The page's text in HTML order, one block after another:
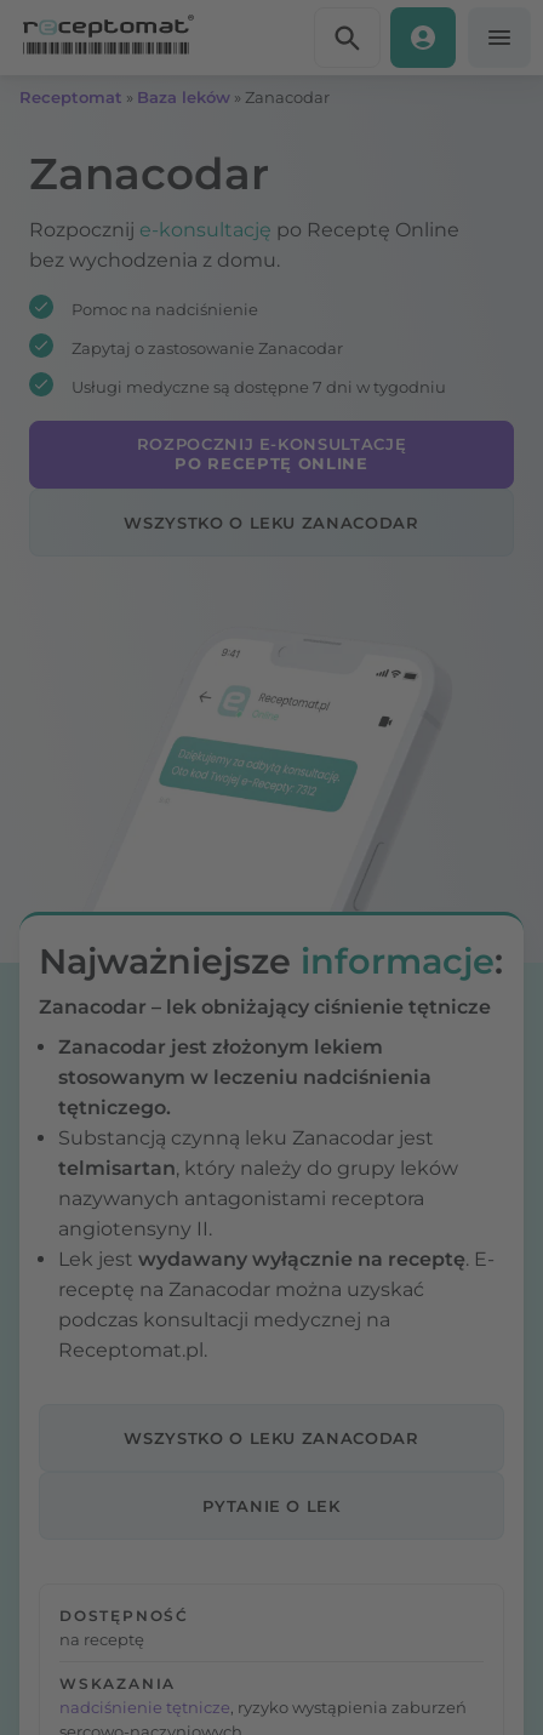
Receptomat » Baza leków » Zanacodar
Zanacodar
Rozpocznij e-konsultację po Receptę Online
bez wychodzenia z domu.
Pomoc na nadciśnienie
Zapytaj o zastosowanie Zanacodar
Usługi medyczne są dostępne 7 dni w tygodniu
ROZPOCZNIJ E-KONSULTACJĘ
PO RECEPTĘ ONLINE
WSZYSTKO O LEKU ZANACODAR
Najważniejsze informacje:
Zanacodar – lek obniżający ciśnienie tętnicze
Zanacodar jest złożonym lekiem
stosowanym w leczeniu nadciśnienia
tętniczego.
Substancją czynną leku Zanacodar jest
telmisartan, który należy do grupy leków
nazywanych antagonistami receptora
angiotensyny II.
Lek jest wydawany wyłącznie na receptę. E-
receptę na Zanacodar można uzyskać
podczas konsultacji medycznej na
Receptomat.pl.
WSZYSTKO O LEKU ZANACODAR
PYTANIE O LEK
DOSTĘPNOŚĆ
na receptę
WSKAZANIA
nadciśnienie tętnicze , ryzyko wystąpienia zaburzeń